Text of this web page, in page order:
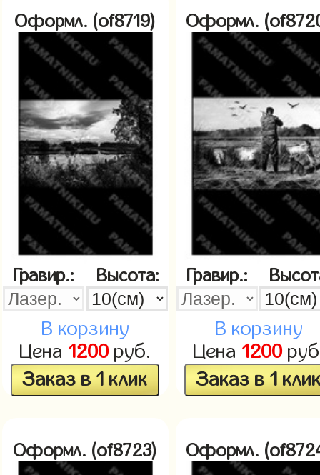
Оформл. (of8719)
Гравир.: Высота:
В корзину
Цена 1200руб.
Заказ в 1 клик
Оформл.
Гравир.:
В корзину
Цена 1200
Заказ в 1
Оформл. (of8723) Оформл.